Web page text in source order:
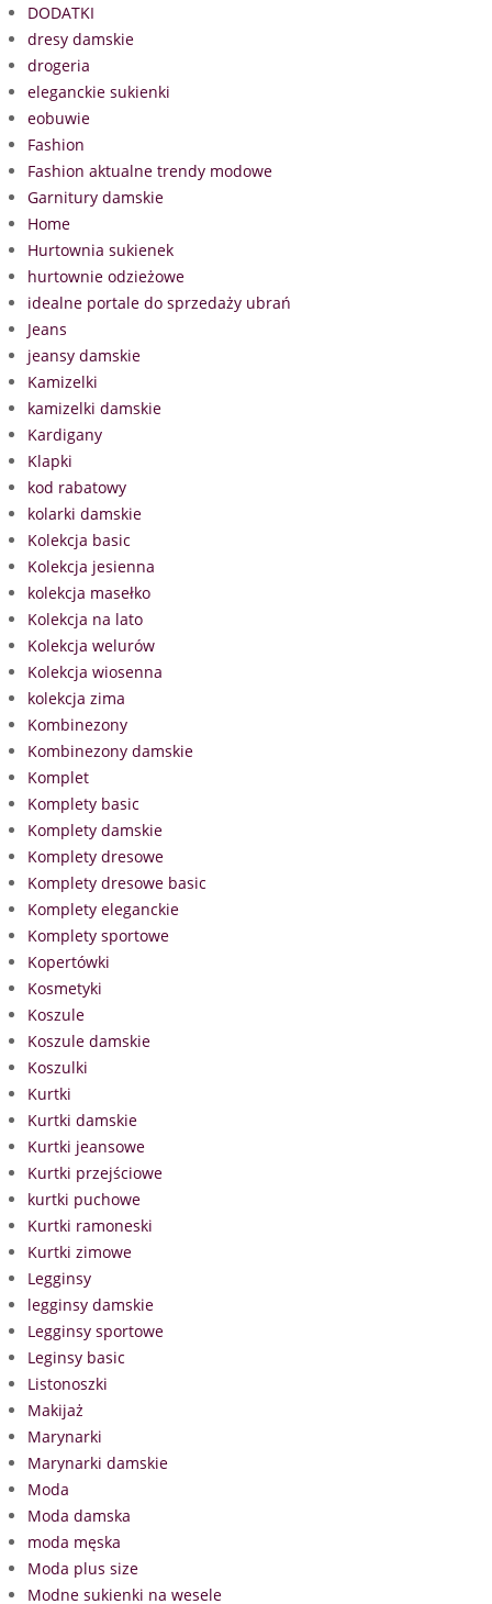
DODATKI
dresy damskie
drogeria
eleganckie sukienki
eobuwie
Fashion
Fashion aktualne trendy modowe
Garnitury damskie
Home
Hurtownia sukienek
hurtownie odzieżowe
idealne portale do sprzedaży ubrań
Jeans
jeansy damskie
Kamizelki
kamizelki damskie
Kardigany
Klapki
kod rabatowy
kolarki damskie
Kolekcja basic
Kolekcja jesienna
kolekcja masełko
Kolekcja na lato
Kolekcja welurów
Kolekcja wiosenna
kolekcja zima
Kombinezony
Kombinezony damskie
Komplet
Komplety basic
Komplety damskie
Komplety dresowe
Komplety dresowe basic
Komplety eleganckie
Komplety sportowe
Kopertówki
Kosmetyki
Koszule
Koszule damskie
Koszulki
Kurtki
Kurtki damskie
Kurtki jeansowe
Kurtki przejściowe
kurtki puchowe
Kurtki ramoneski
Kurtki zimowe
Legginsy
legginsy damskie
Legginsy sportowe
Leginsy basic
Listonoszki
Makijaż
Marynarki
Marynarki damskie
Moda
Moda damska
moda męska
Moda plus size
Modne sukienki na wesele